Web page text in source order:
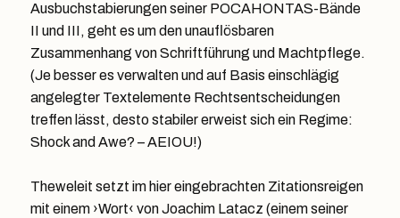
Ausbuchstabierungen seiner POCAHONTAS-Bände
II und III, geht es um den unauflösbaren
Zusammenhang von Schriftführung und Machtpflege.
(Je besser es verwalten und auf Basis einschlägig
angelegter Textelemente Rechtsentscheidungen
treffen lässt, desto stabiler erweist sich ein Regime:
Shock and Awe? – AEIOU!)
Theweleit setzt im hier eingebrachten Zitationsreigen
mit einem ›Wort‹ von Joachim Latacz (einem seiner